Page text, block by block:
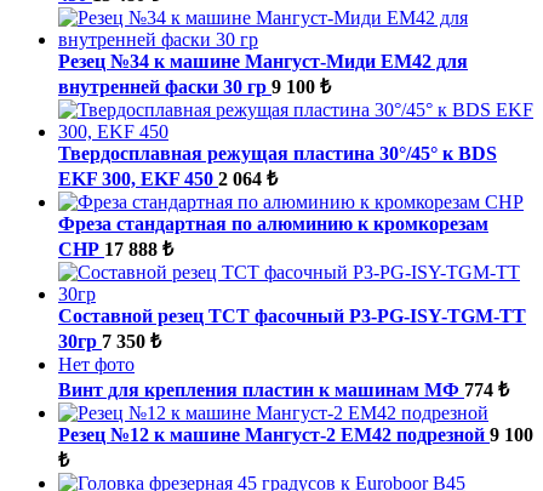
Резец №34 к машине Мангуст-Миди ЕМ42 для
внутренней фаски 30 гр 9 100 ₺
Твердосплавная режущая пластина 30°/45° к BDS
EKF 300, EKF 450 2 064 ₺
Фреза стандартная по алюминию к кромкорезам
СНР 17 888 ₺
Составной резец TCT фасочный P3-PG-ISY-TGM-ТТ
30гр 7 350 ₺
Нет фото
Винт для крепления пластин к машинам МФ 774 ₺
Резец №12 к машине Мангуст-2 ЕМ42 подрезной 9 100
₺